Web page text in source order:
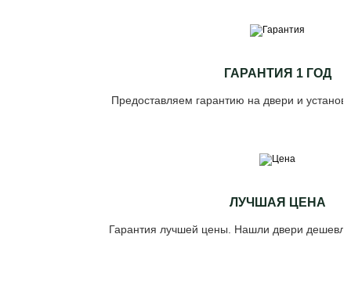
ГАРАНТИЯ 1 ГОД
Предоставляем гарантию на двери и
ЛУЧШАЯ ЦЕНА
Гарантия лучшей цены. Нашли двери